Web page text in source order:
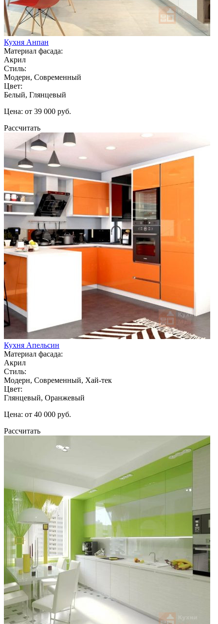
Кухня Анпан
Материал фасада:
Акрил
Стиль:
Модерн, Современный
Цвет:
Белый, Глянцевый
Цена: от 39 000 руб.
Рассчитать
Кухня Апельсин
Материал фасада:
Акрил
Стиль:
Модерн, Современный, Хай-тек
Цвет:
Глянцевый, Оранжевый
Цена: от 40 000 руб.
Рассчитать